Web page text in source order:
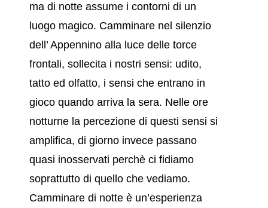
ma di notte assume i contorni di un
luogo magico. Camminare nel silenzio
dell’ Appennino alla luce delle torce
frontali, sollecita i nostri sensi: udito,
tatto ed olfatto, i sensi che entrano in
gioco quando arriva la sera. Nelle ore
notturne la percezione di questi sensi si
amplifica, di giorno invece passano
quasi inosservati perchè ci fidiamo
soprattutto di quello che vediamo.
Camminare di notte è un’esperienza